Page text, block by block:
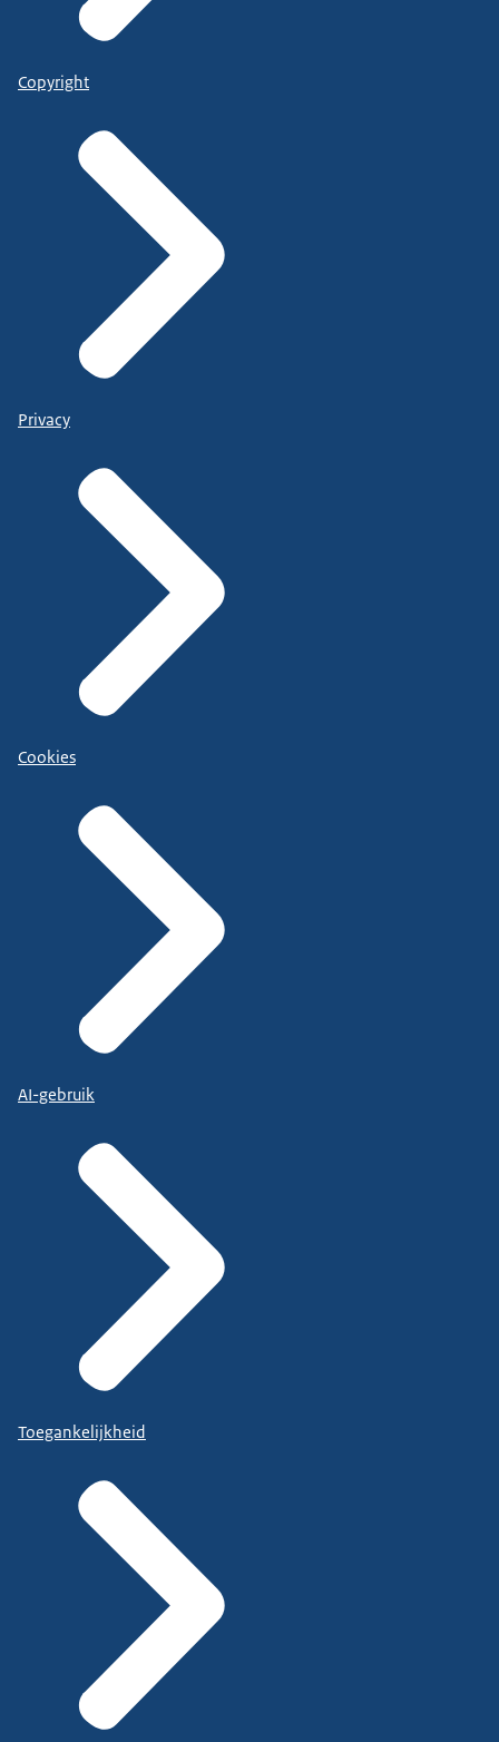
Copyright
Privacy
Cookies
AI-gebruik
Toegankelijkheid